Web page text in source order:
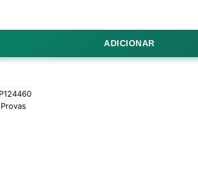
ADICIONAR
Provas